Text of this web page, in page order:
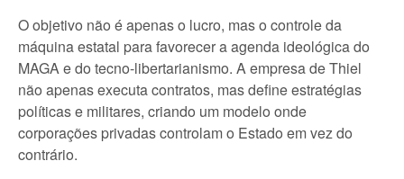
O objetivo não é apenas o lucro, mas o controle da
máquina estatal para favorecer a agenda ideológica do
MAGA e do tecno-libertarianismo. A empresa de Thiel
não apenas executa contratos, mas define estratégias
políticas e militares, criando um modelo onde
corporações privadas controlam o Estado em vez do
contrário.